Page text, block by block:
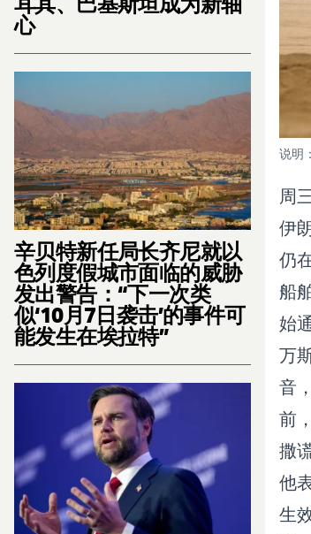
心
辛贝特新任局长齐尼就以
色列度假城市面临的威胁
发出警告：“下一次类
似‘10月7日袭击’的事件可
能发生在埃拉特”
说明
周
伊
仍
船
始
万
音
前
撒
他
生